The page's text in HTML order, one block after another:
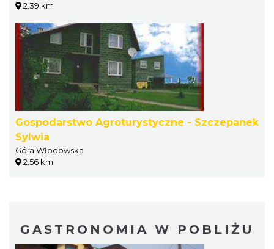
2.39 km
Gospodarstwo Agroturystyczne - Szczepanek
Sylwia
Góra Włodowska
2.56 km
GASTRONOMIA W POBLIŻU